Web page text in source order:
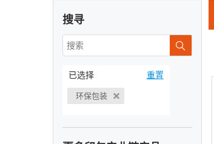
搜寻
已选择 重置
环保包装